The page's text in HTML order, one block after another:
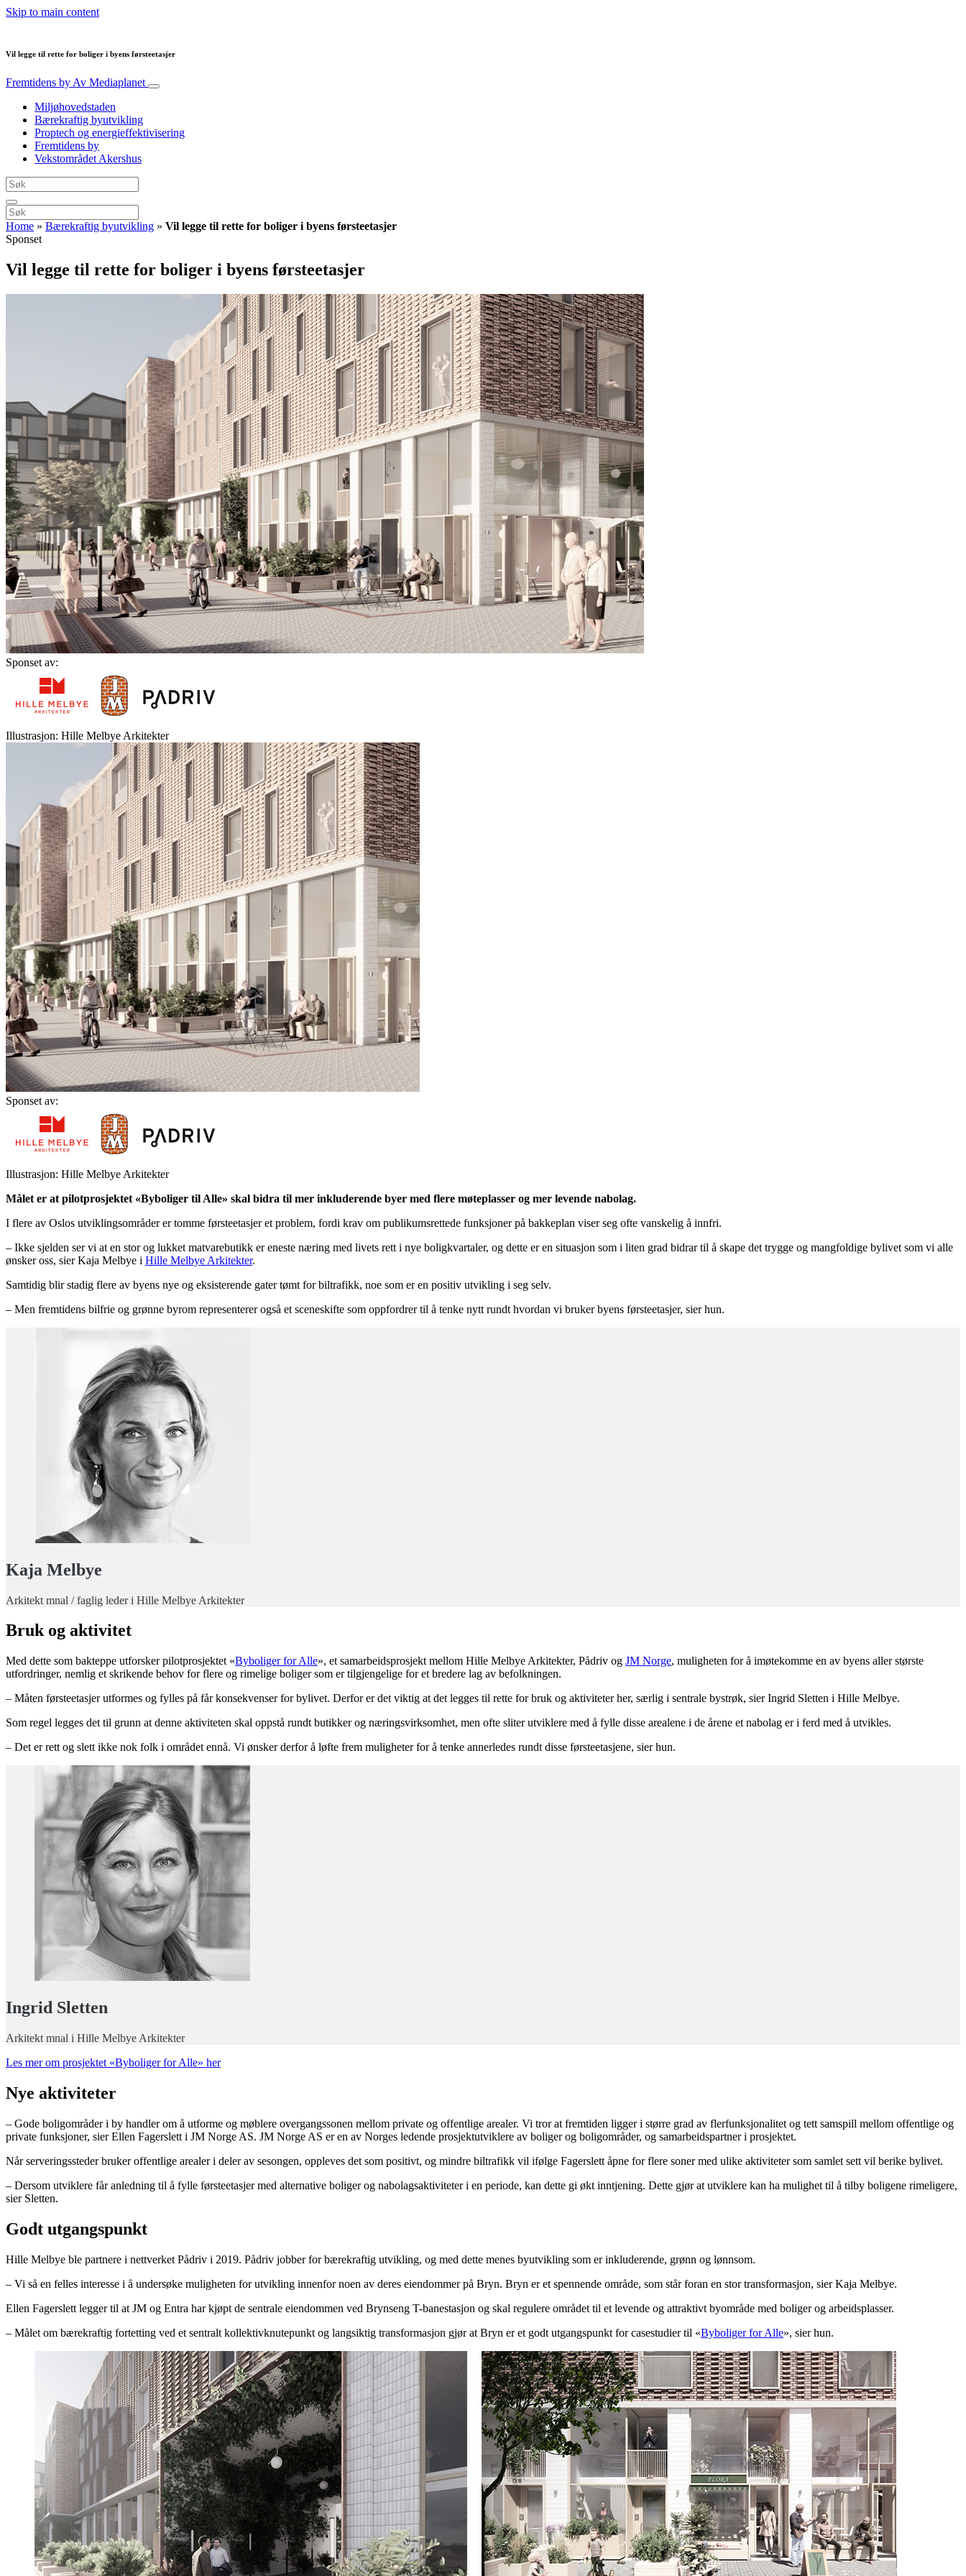
Skip to main content
Vil legge til rette for boliger i byens førsteetasjer
Fremtidens by Av Mediaplanet
Miljøhovedstaden
Bærekraftig byutvikling
Proptech og energieffektivisering
Fremtidens by
Vekstområdet Akershus
Home » Bærekraftig byutvikling » Vil legge til rette for boliger i byens førsteetasjer
Sponset
Vil legge til rette for boliger i byens førsteetasjer
Sponset av:
Illustrasjon: Hille Melbye Arkitekter
Sponset av:
Illustrasjon: Hille Melbye Arkitekter
Målet er at pilotprosjektet «Byboliger til Alle» skal bidra til mer inkluderende byer med flere møteplasser og mer levende nabolag.
I flere av Oslos utviklingsområder er tomme førsteetasjer et problem, fordi krav om publikumsrettede funksjoner på bakkeplan viser seg ofte vanskelig å innfri.
– Ikke sjelden ser vi at en stor og lukket matvarebutikk er eneste næring med livets rett i nye boligkvartaler, og dette er en situasjon som i liten grad bidrar til å skape det trygge og mangfoldige bylivet som vi alle
ønsker oss, sier Kaja Melbye i Hille Melbye Arkitekter.
Samtidig blir stadig flere av byens nye og eksisterende gater tømt for biltrafikk, noe som er en positiv utvikling i seg selv.
– Men fremtidens bilfrie og grønne byrom representerer også et sceneskifte som oppfordrer til å tenke nytt rundt hvordan vi bruker byens førsteetasjer, sier hun.
Kaja Melbye
Arkitekt mnal / faglig leder i Hille Melbye Arkitekter
Bruk og aktivitet
Med dette som bakteppe utforsker pilotprosjektet «Byboliger for Alle», et samarbeidsprosjekt mellom Hille Melbye Arkitekter, Pådriv og JM Norge, muligheten for å imøtekomme en av byens aller største
utfordringer, nemlig et skrikende behov for flere og rimelige boliger som er tilgjengelige for et bredere lag av befolkningen.
– Måten førsteetasjer utformes og fylles på får konsekvenser for bylivet. Derfor er det viktig at det legges til rette for bruk og aktiviteter her, særlig i sentrale bystrøk, sier Ingrid Sletten i Hille Melbye.
Som regel legges det til grunn at denne aktiviteten skal oppstå rundt butikker og næringsvirksomhet, men ofte sliter utviklere med å fylle disse arealene i de årene et nabolag er i ferd med å utvikles.
– Det er rett og slett ikke nok folk i området ennå. Vi ønsker derfor å løfte frem muligheter for å tenke annerledes rundt disse førsteetasjene, sier hun.
Ingrid Sletten
Arkitekt mnal i Hille Melbye Arkitekter
Les mer om prosjektet «Byboliger for Alle» her
Nye aktiviteter
– Gode boligområder i by handler om å utforme og møblere overgangssonen mellom private og offentlige arealer. Vi tror at fremtiden ligger i større grad av flerfunksjonalitet og tett samspill mellom offentlige og
private funksjoner, sier Ellen Fagerslett i JM Norge AS. JM Norge AS er en av Norges ledende prosjektutviklere av boliger og boligområder, og samarbeidspartner i prosjektet.
Når serveringssteder bruker offentlige arealer i deler av sesongen, oppleves det som positivt, og mindre biltrafikk vil ifølge Fagerslett åpne for flere soner med ulike aktiviteter som samlet sett vil berike bylivet.
– Dersom utviklere får anledning til å fylle førsteetasjer med alternative boliger og nabolagsaktiviteter i en periode, kan dette gi økt inntjening. Dette gjør at utviklere kan ha mulighet til å tilby boligene rimeligere,
sier Sletten.
Godt utgangspunkt
Hille Melbye ble partnere i nettverket Pådriv i 2019. Pådriv jobber for bærekraftig utvikling, og med dette menes byutvikling som er inkluderende, grønn og lønnsom.
– Vi så en felles interesse i å undersøke muligheten for utvikling innenfor noen av deres eiendommer på Bryn. Bryn er et spennende område, som står foran en stor transformasjon, sier Kaja Melbye.
Ellen Fagerslett legger til at JM og Entra har kjøpt de sentrale eiendommen ved Brynseng T-banestasjon og skal regulere området til et levende og attraktivt byområde med boliger og arbeidsplasser.
– Målet om bærekraftig fortetting ved et sentralt kollektivknutepunkt og langsiktig transformasjon gjør at Bryn er et godt utgangspunkt for casestudier til «Byboliger for Alle», sier hun.